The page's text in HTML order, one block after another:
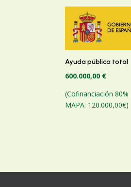
Ayuda pública total
600.000,00 €
(Cofinanciación 80%
MAPA: 120.000,00€)